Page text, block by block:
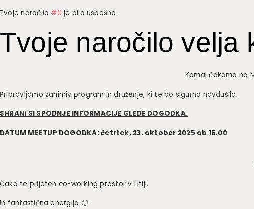
Tvoje naročilo #0je bilo uspešno.
Tvoje naročilo velja
Komaj čakamo na
Pripravljamo zanimiv program in druženje, ki te bo sigurno navdušilo.
SHRANI SI SPODNJE INFORMACIJE GLEDE DOGODKA.
DATUM MEETUP DOGODKA: četrtek, 23. oktober 2025 ob 16.00
Čaka te prijeten co-working prostor v Litiji.
In fantastična energija 🙂